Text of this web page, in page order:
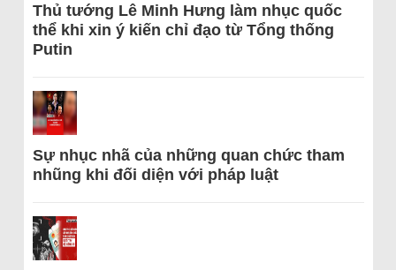
Thủ tướng Lê Minh Hưng làm nhục quốc
thể khi xin ý kiến chỉ đạo từ Tổng thống
Putin
Sự nhục nhã của những quan chức tham
nhũng khi đối diện với pháp luật